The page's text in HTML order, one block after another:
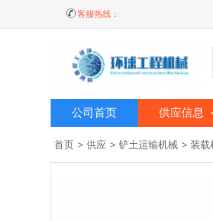
客服热线：
公司首页 供应信息
首页 > 供应 > 铲土运输机械 > 装载